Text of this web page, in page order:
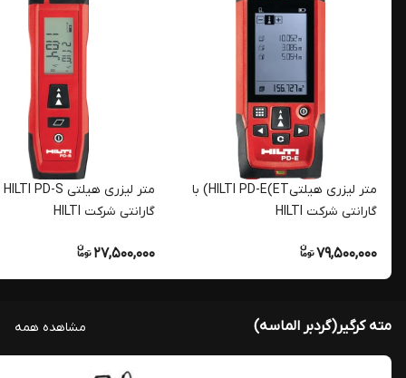
متر لیزری هیلتیHILTI PD-E(ET) با
گارانتی شرکت HILTI
79,500,000
گارانتی شرکت HILTI
27,500,000
مته کرگیر(گردبر الماسه) مشاهده همه